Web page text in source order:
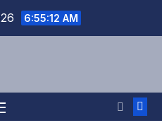
6:55:12 AM